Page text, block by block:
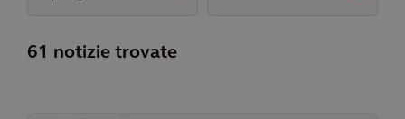
61 notizie trovate